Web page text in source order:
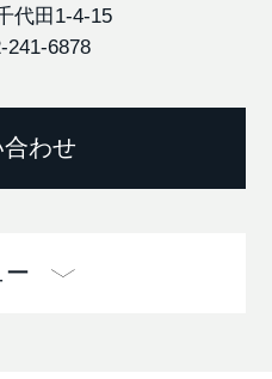
代田1-4-15
241-6878
わせ
ー